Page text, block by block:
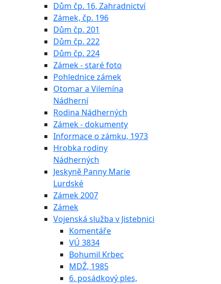
Dům čp. 16, Zahradnictví
Zámek, čp. 196
Dům čp. 201
Dům čp. 222
Dům čp. 224
Zámek - staré foto
Pohlednice zámek
Otomar a Vilemína
Nádherní
Rodina Nádherných
Zámek - dokumenty
Informace o zámku, 1973
Hrobka rodiny
Nádherných
Jeskyně Panny Marie
Lurdské
Zámek 2007
Zámek
Vojenská služba v Jistebnici
Komentáře
VÚ 3834
Bohumil Krbec
MDŽ, 1985
6. posádkový ples,